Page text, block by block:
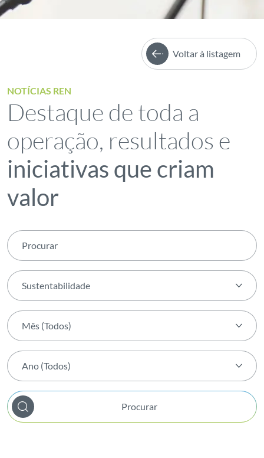
Voltar à listagem
NOTÍCIAS REN
Destaque de toda a
operação, resultados e
iniciativas que criam
valor
Sustentabilidade
Tema (Todos)
Ambiente
Apresentação de Resultados
Atividade
Mês (Todos)
Mês (Todos)
Fevereiro
Março
Ano (Todos)
Ano (Todos)
2026
Procurar